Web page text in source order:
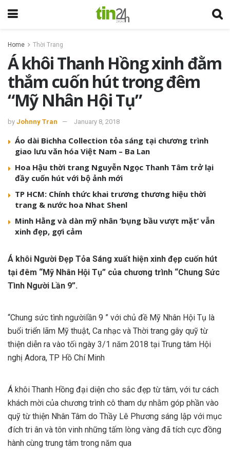
Home Thời Trang
Á khôi Thanh Hồng xinh đằm
thắm cuốn hút trong đêm
“Mỹ Nhân Hội Tụ”
by Johnny Tran January 8, 2018
Áo dài Bichha Collection tỏa sáng tại chương trình
giao lưu văn hóa Việt Nam – Ba Lan
Hoa Hậu thời trang Nguyễn Ngọc Thanh Tâm trở lại
đầy cuốn hút với bộ ảnh mới
TP HCM: Chính thức khai trương thương hiệu thời
trang & nước hoa Nhat Shenl
Minh Hằng và dàn mỹ nhân ‘bụng bầu vượt mặt’ vẫn
xinh đẹp, gợi cảm
Á khôi Người Đẹp Tỏa Sáng xuất hiện xinh đẹp cuốn hút
tại đêm “Mỹ Nhân Hội Tụ” của chương trình “Chung Sức
Tình Người Lần 9”.
“Chung sức tình ngườilần 9 ” với chủ đề Mỹ Nhân Hội Tụ là
buổi triển lãm Mỹ thuật, Ca nhạc và Thời trang gây quỹ từ
thiện diễn ra vào tối ngày 3/1 năm 2018 tại Trung tâm Hội
nghị Adora, TP Hồ Chí Minh
Á khôi Thanh Hồng đại diện cho sắc đẹp từ tâm, với tư cách
khách mời của chương trình cô tham dự nhằm góp phần vào
quỹ từ thiện Nhân Tâm do Thầy Lê Phương sáng lập với mục
đích tri ân và tôn vinh những tấm lòng vàng đã tích cực đồng
hành cùng trung tâm trong năm qua